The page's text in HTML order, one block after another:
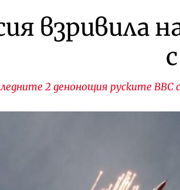
взривила
2 денонощия руските